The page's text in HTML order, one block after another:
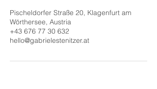
Pischeldorfer Straße 20, Klagenfurt am
Wörthersee, Austria
+43 676 77 30 632
hello@gabrielestenitzer.at